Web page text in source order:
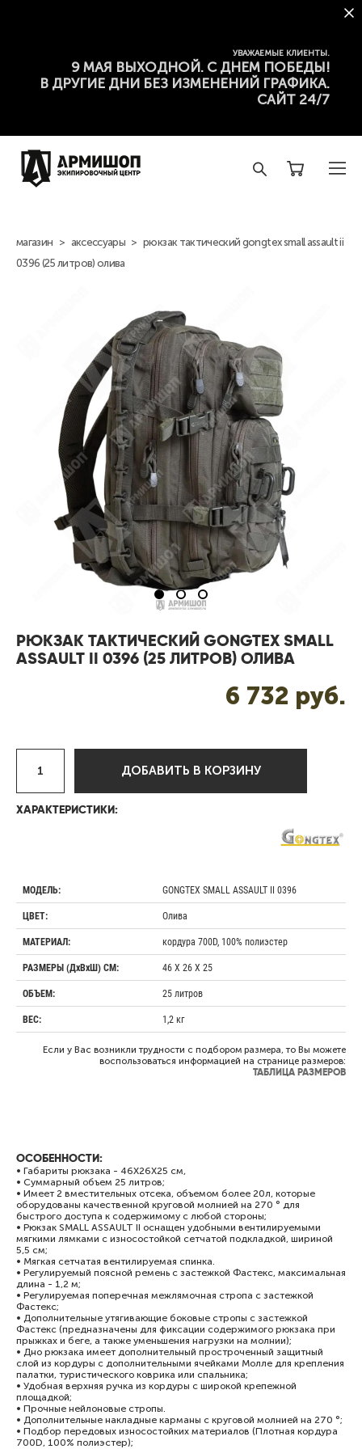
УВАЖАЕМЫЕ КЛИЕНТЫ.
9 МАЯ ВЫХОДНОЙ. С ДНЕМ ПОБЕДЫ!
В ДРУГИЕ ДНИ БЕЗ ИЗМЕНЕНИЙ ГРАФИКА.
САЙТ 24/7
магазин > аксессуары > рюкзак тактический gongtex small assault ii
0396 (25 литров) олива
РЮКЗАК ТАКТИЧЕСКИЙ GONGTEX SMALL
ASSAULT II 0396 (25 ЛИТРОВ) ОЛИВА
6 732 pуб.
ДОБАВИТЬ В КОРЗИНУ
ХАРАКТЕРИСТИКИ:
МОДЕЛЬ: GONGTEX SMALL ASSAULT II 0396
ЦВЕТ: Олива
МАТЕРИАЛ: кордура 700D, 100% полиэстер
РАЗМЕРЫ (ДхВхШ) СМ: 46 Х 26 Х 25
ОБЪЕМ: 25 литров
ВЕС: 1,2 кг
Если у Вас возникли трудности с подбором размера, то Вы можете
воспользоваться информацией на странице размеров:
ТАБЛИЦА РАЗМЕРОВ
ОСОБЕННОСТИ:
• Габариты рюкзака - 46Х26Х25 см,
• Суммарный объем 25 литров;
• Имеет 2 вместительных отсека, объемом более 20л, которые
оборудованы качественной круговой молнией на 270 ° для
быстрого доступа к содержимому с любой стороны;
• Рюкзак SMALL ASSAULT II оснащен удобными вентилируемыми
мягкими лямками с износостойкой сетчатой подкладкой, шириной
5,5 см;
• Мягкая сетчатая вентилируемая спинка.
• Регулируемый поясной ремень с застежкой Фастекс, максимальная
длина - 1,2 м;
• Регулируемая поперечная межлямочная стропа с застежкой
Фастекс;
• Дополнительные утягивающие боковые стропы с застежкой
Фастекс (предназначены для фиксации содержимого рюкзака при
прыжках и беге, а также уменьшения нагрузки на молнии);
• Дно рюкзака имеет дополнительный простроченный защитный
слой из кордуры с дополнительными ячейками Молле для крепления
палатки, туристического коврика или спальника;
• Удобная верхняя ручка из кордуры с широкой крепежной
площадкой;
• Прочные нейлоновые стропы.
• Дополнительные накладные карманы с круговой молнией на 270 °;
• Подбор передовых износостойких материалов (Плотная кордура
700D, 100% полиэстер);